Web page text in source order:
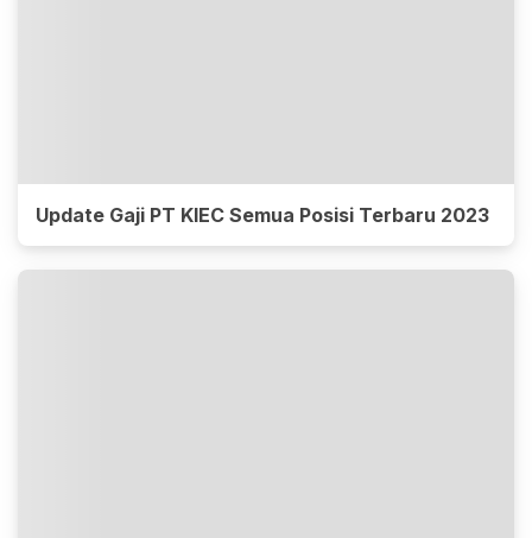
Update Gaji PT KIEC Semua Posisi Terbaru 2023